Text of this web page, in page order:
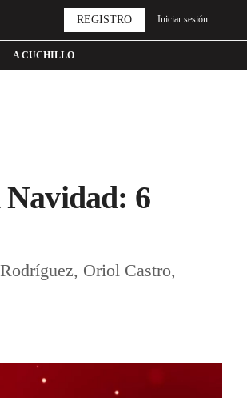
A CUCHILLO
REGISTRO Iniciar sesión
Navidad: 6
Oriol Castro,